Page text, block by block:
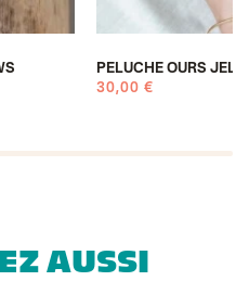
PELUCHE OURS
30,00 €
AUSSI